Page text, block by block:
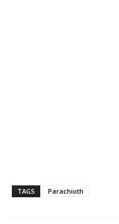
TAGS Parachioth